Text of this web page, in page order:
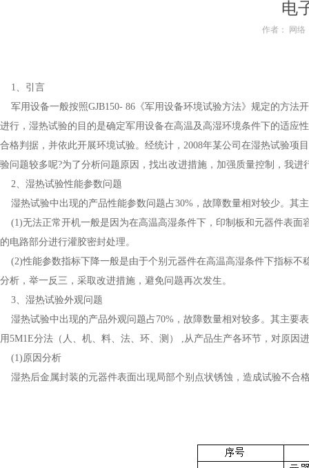
电
作者： 网络
1、引言
军用设备一般按照GJB150- 86《军用设备环境试验方法》规定的方法
进行，湿热试验的目的是确定军用设备在高温及高湿环境条件下的适应
合格判据，并依此开展环境试验。经统计，2008年某公司在湿热试验项
验问题较多呢?为了分析问题原因，找出改进措施，加强质量控制，我进
2、湿热试验性能参数问题
湿热试验中出现的产品性能参数问题占30%，故障数量相对较少。其
(1)无法正常开机一般是因为在高温高湿条件下，印制板和元器件表面
的电路部分进行灌胶密封处理。
(2)性能参数指标下降一般是由于个别元器件在高温高湿条件下指标不
分析，举一反三，采取改进措施，避免问题再次发生。
3、湿热试验外观问题
湿热试验中出现的产品外观问题占70%，故障数量相对较多。其主要
用5M1E分法（人、机、料、法、环、测） ,从产品生产各环节，对原因
(1)原因分析
湿热后金属封装的元器件表面出现局部个别点状锈蚀，造成试验不合